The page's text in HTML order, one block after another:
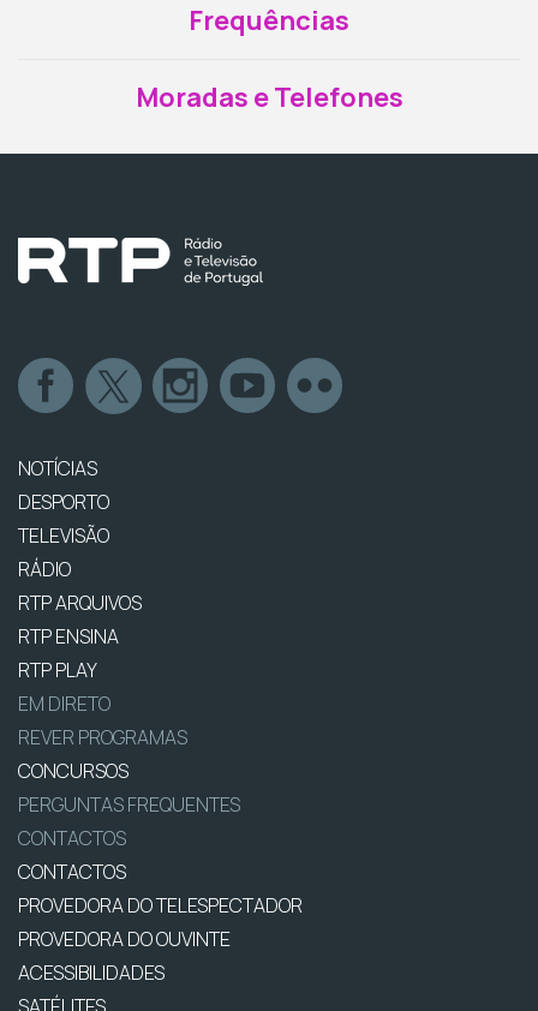
Frequências
Moradas e Telefones
NOTÍCIAS
DESPORTO
TELEVISÃO
RÁDIO
RTP ARQUIVOS
RTP ENSINA
RTP PLAY
EM DIRETO
REVER PROGRAMAS
CONCURSOS
PERGUNTAS FREQUENTES
CONTACTOS
CONTACTOS
PROVEDORA DO TELESPECTADOR
PROVEDORA DO OUVINTE
ACESSIBILIDADES